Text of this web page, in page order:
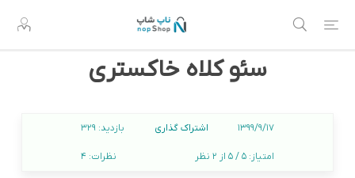
سئو کلاه خاکستری
1399/9/17 اشتراک گذاری بازدید:329
امتیاز: 5 / 5 از 2 نظر نظرات: 4